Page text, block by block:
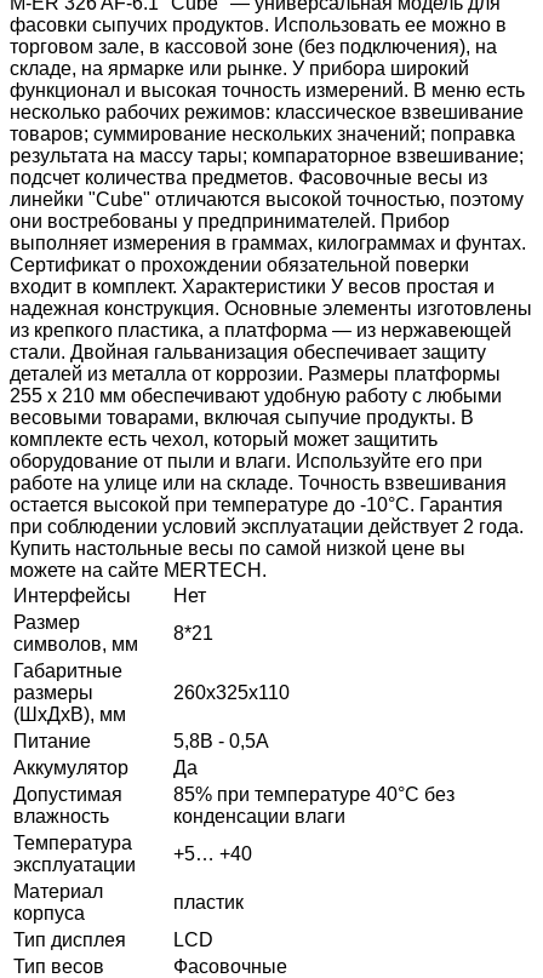
фасовки сыпучих продуктов. Использовать ее можно в
торговом зале, в кассовой зоне (без подключения), на
складе, на ярмарке или рынке. У прибора широкий
функционал и высокая точность измерений. В меню есть
несколько рабочих режимов: классическое взвешивание
товаров; суммирование нескольких значений; поправка
результата на массу тары; компараторное взвешивание;
подсчет количества предметов. Фасовочные весы из
линейки "Cube" отличаются высокой точностью, поэтому
они востребованы у предпринимателей. Прибор
выполняет измерения в граммах, килограммах и фунтах.
Сертификат о прохождении обязательной поверки
входит в комплект. Характеристики У весов простая и
надежная конструкция. Основные элементы изготовлены
из крепкого пластика, а платформа — из нержавеющей
стали. Двойная гальванизация обеспечивает защиту
деталей из металла от коррозии. Размеры платформы
255 х 210 мм обеспечивают удобную работу с любыми
весовыми товарами, включая сыпучие продукты. В
комплекте есть чехол, который может защитить
оборудование от пыли и влаги. Используйте его при
работе на улице или на складе. Точность взвешивания
остается высокой при температуре до -10°C. Гарантия
при соблюдении условий эксплуатации действует 2 года.
Купить настольные весы по самой низкой цене вы
можете на сайте MERTECH.
Интерфейсы
Нет
Размер
символов, мм
8*21
Габаритные
размеры
(ШхДхВ), мм
260х325х110
Питание
5,8В - 0,5А
Аккумулятор
Да
Допустимая
влажность
85% при температуре 40°С без
конденсации влаги
Температура
эксплуатации
+5… +40
Материал
корпуса
пластик
Тип дисплея
LCD
Тип весов
Фасовочные